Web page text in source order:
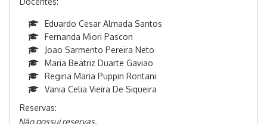
Eduardo Cesar Almada Santos
Fernanda Miori Pascon
Joao Sarmento Pereira Neto
Maria Beatriz Duarte Gaviao
Regina Maria Puppin Rontani
Vania Celia Vieira De Siqueira
Reservas:
Não possui reservas.